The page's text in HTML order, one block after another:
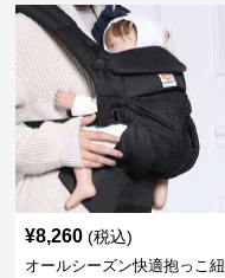
¥8,260 (税込)
オールシーズン快適抱っこ紐